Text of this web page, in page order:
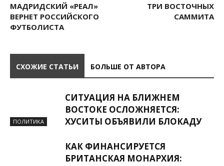
МАДРИДСКИЙ «РЕАЛ»
ВЕРНЕТ РОССИЙСКОГО
ФУТБОЛИСТА
ТРИ ВОСТОЧНЫХ
САММИТА
СХОЖИЕ СТАТЬИ БОЛЬШЕ ОТ АВТОРА
ПОЛИТИКА
СИТУАЦИЯ НА БЛИЖНЕМ
ВОСТОКЕ ОСЛОЖНЯЕТСЯ:
ХУСИТЫ ОБЪЯВИЛИ БЛОКАДУ
КАК ФИНАНСИРУЕТСЯ
БРИТАНСКАЯ МОНАРХИЯ: